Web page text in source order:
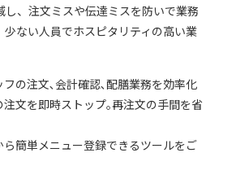
ま
し、注文ミスや伝達ミスを防いで業務
少ない人員でホスピタリティの高い業
フの注文､会計確認､配膳業務を効率化
文を即時ストップ｡再注文の手間を省
簡単メニュー登録できるツールをご